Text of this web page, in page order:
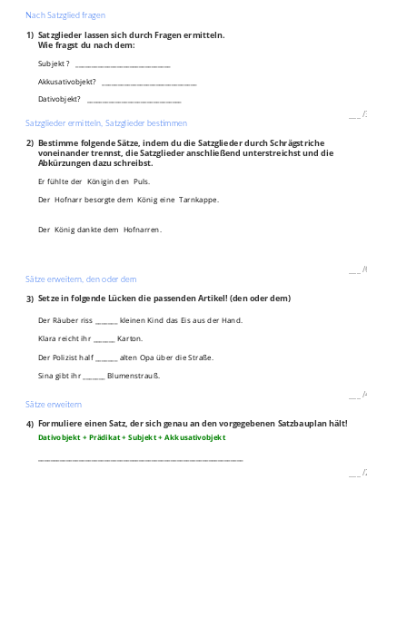
Nach Satzglied fragen
1) Satzglieder lassen sich durch Fragen ermitteln.
Wie fragst du nach dem:
Subjekt ? ______________________________
Akkusativobjekt? ______________________________
Dativobjekt? ______________________________
/3P
Satzglieder ermitteln, Satzglieder bestimmen
2) Bestimme folgende Sätze, indem du die Satzglieder durch Schrägstriche
voneinander trennst, die Satzglieder anschließend unterstreichst und die
Abkürzungen dazu schreibst.
Er fühlte der Königin den Puls.
Der Hofnarr besorgte dem König eine Tarnkappe.
Der König dankte dem Hofnarren.
/6P
Sätze erweitern, den oder dem
3) Setze in folgende Lücken die passenden Artikel! (den oder dem)
Der Räuber riss _______ kleinen Kind das Eis aus der Hand.
Klara reicht ihr _______ Karton.
Der Polizist half _______ alten Opa über die Straße.
Sina gibt ihr _______ Blumenstrauß.
/4P
Sätze erweitern
4) Formuliere einen Satz, der sich genau an den vorgegebenen Satzbauplan hält!
Dativobjekt + Prädikat + Subjekt + Akkusativobjekt
/2P